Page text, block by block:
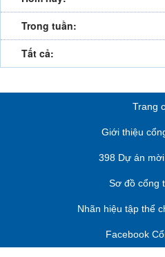
Trong tuần:
Tất cả:
Trang
Giới thiệu
398 Dự án
Sơ đồ cổng
Nhãn hiệu tập thể
Facebook